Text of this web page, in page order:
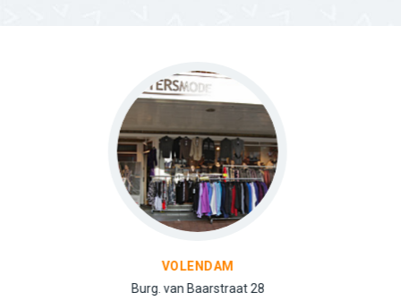
KOOG AAN DE ZAAN
Molenwerf 10